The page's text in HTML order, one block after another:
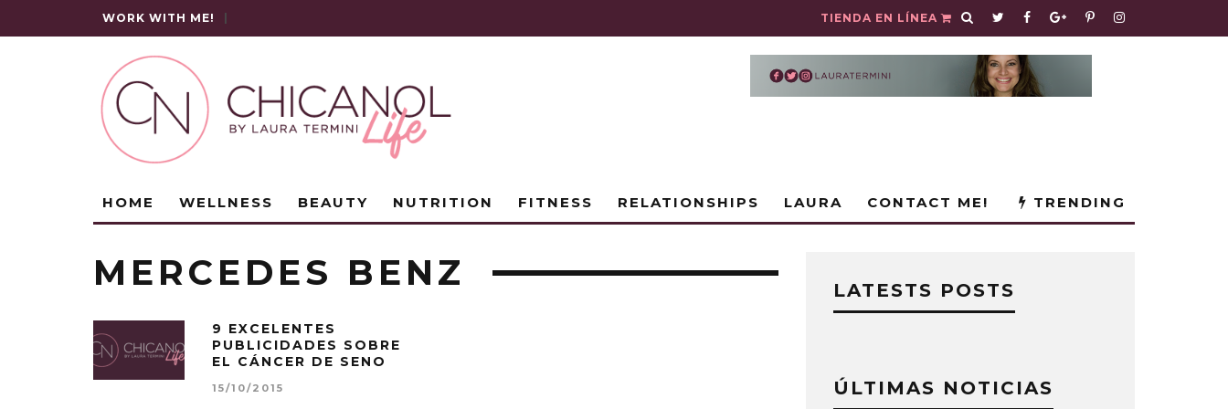
WORK WITH ME! TIENDA EN LÍNEA
HOME WELLNESS BEAUTY NUTRITION FITNESS RELATIONSHIPS LAURA CONTACT ME! TRENDING
MERCEDES BENZ
9 EXCELENTES
PUBLICIDADES SOBRE
EL CÁNCER DE SENO
15/10/2015
LATESTS POSTS
ÚLTIMAS NOTICIAS